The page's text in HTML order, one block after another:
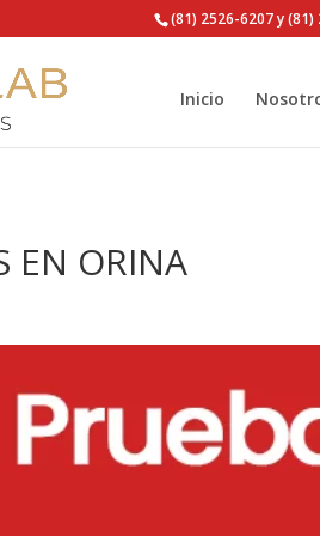
(81) 2526-6207 y (81)
Inicio
EN ORINA